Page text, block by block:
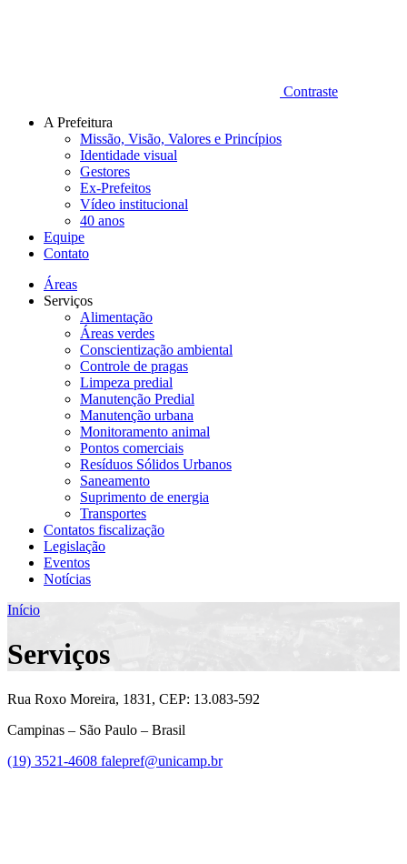
Contraste
A Prefeitura
Missão, Visão, Valores e Princípios
Identidade visual
Gestores
Ex-Prefeitos
Vídeo institucional
40 anos
Equipe
Contato
Áreas
Serviços
Alimentação
Áreas verdes
Conscientização ambiental
Controle de pragas
Limpeza predial
Manutenção Predial
Manutenção urbana
Monitoramento animal
Pontos comerciais
Resíduos Sólidos Urbanos
Saneamento
Suprimento de energia
Transportes
Contatos fiscalização
Legislação
Eventos
Notícias
Início
Serviços
Rua Roxo Moreira, 1831, CEP: 13.083-592
Campinas – São Paulo – Brasil
(19) 3521-4608 falepref@unicamp.br